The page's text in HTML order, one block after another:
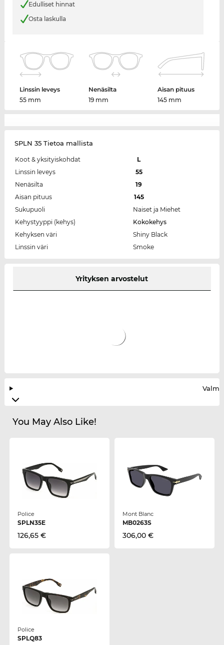
Edulliset hinnat
Osta laskulla
Linssin leveys
55 mm
Nenäsilta
19 mm
Aisan pituus
145 mm
SPLN 35 Tietoa mallista
Koot & yksityiskohdat
L
Linssin leveys
55
Nenäsilta
19
Aisan pituus
145
Sukupuoli
Naiset ja Miehet
Kehystyyppi (kehys)
Kokokehys
Kehyksen väri
Shiny Black
Linssin väri
Smoke
Yrityksen arvostelut
You May Also Like!
Police
SPLN35E
126,65 €
Mont Blanc
MB0263S
306,00 €
Police
SPLQ83